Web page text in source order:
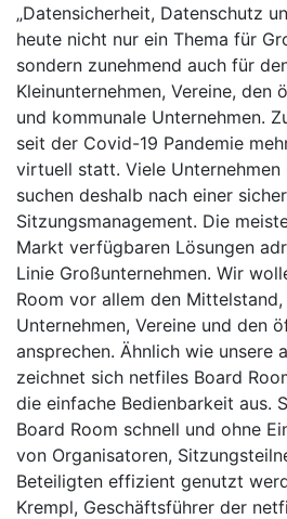
„Datensicherheit, Datenschutz
heute nicht nur ein Thema für
sondern zunehmend auch für
Kleinunternehmen, Vereine, den
und kommunale Unternehmen.
seit der Covid-19 Pandemie
virtuell statt. Viele Unternehmen
suchen deshalb nach einer
Sitzungsmanagement. Die
Markt verfügbaren Lösungen
Linie Großunternehmen. Wir
Room vor allem den
Unternehmen, Vereine und den
ansprechen. Ähnlich wie unsere
zeichnet sich netfiles Board
die einfache Bedienbarkeit aus.
Board Room schnell und ohne
von Organisatoren,
Beteiligten effizient genutzt
Krempl, Geschäftsführer der